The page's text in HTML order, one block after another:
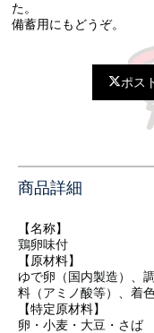
た。
備蓄用にもどうぞ。
ポス
商品詳細
【名称】
鶏卵味付
【原材料】
ゆで卵（国内製造）、
料（アミノ酸等）、着
【特定原材料】
卵・小麦・大豆・さば